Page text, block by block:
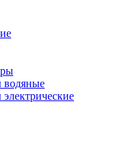
водяные